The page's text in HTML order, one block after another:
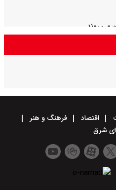
می روند
است / مسئول مذاکرات با آمریکا
اقتصاد
فرهنگ و هنر
شرق